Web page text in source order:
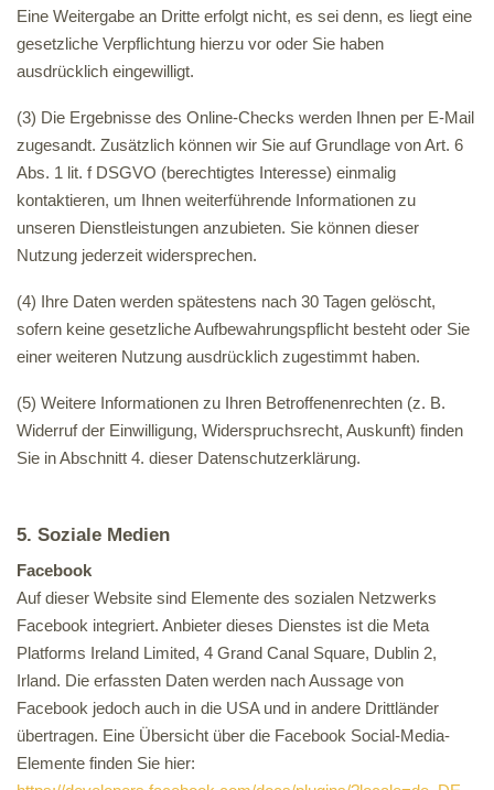
Eine Weitergabe an Dritte erfolgt nicht, es sei denn, es liegt eine
gesetzliche Verpflichtung hierzu vor oder Sie haben
ausdrücklich eingewilligt.
(3) Die Ergebnisse des Online-Checks werden Ihnen per E-Mail
zugesandt. Zusätzlich können wir Sie auf Grundlage von Art. 6
Abs. 1 lit. f DSGVO (berechtigtes Interesse) einmalig
kontaktieren, um Ihnen weiterführende Informationen zu
unseren Dienstleistungen anzubieten. Sie können dieser
Nutzung jederzeit widersprechen.
(4) Ihre Daten werden spätestens nach 30 Tagen gelöscht,
sofern keine gesetzliche Aufbewahrungspflicht besteht oder Sie
einer weiteren Nutzung ausdrücklich zugestimmt haben.
(5) Weitere Informationen zu Ihren Betroffenenrechten (z. B.
Widerruf der Einwilligung, Widerspruchsrecht, Auskunft) finden
Sie in Abschnitt 4. dieser Datenschutzerklärung.
5. Soziale Medien
Facebook
Auf dieser Website sind Elemente des sozialen Netzwerks
Facebook integriert. Anbieter dieses Dienstes ist die Meta
Platforms Ireland Limited, 4 Grand Canal Square, Dublin 2,
Irland. Die erfassten Daten werden nach Aussage von
Facebook jedoch auch in die USA und in andere Drittländer
übertragen. Eine Übersicht über die Facebook Social-Media-
Elemente finden Sie hier: